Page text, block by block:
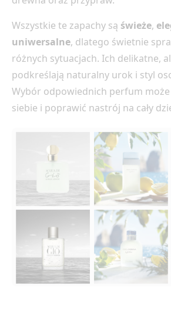
Wszystkie te zapachy są świeże,
uniwersalne, dlatego świetnie
różnych sytuacjach. Ich delikatne,
podkreślają naturalny urok i styl
Wybór odpowiednich perfum
siebie i poprawić nastrój na cały